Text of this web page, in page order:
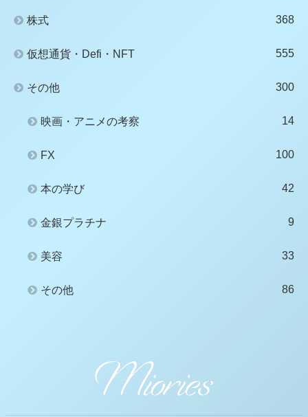
株式 368
仮想通貨・Defi・NFT 555
その他 300
映画・アニメの考察 14
FX 100
本の学び 42
金銀プラチナ 9
美容 33
その他 86